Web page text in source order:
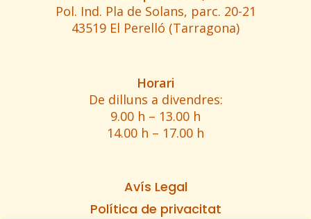
Pol. Ind. Pla de Solans, parc. 20-21
43519 El Perelló (Tarragona)
Horari
De dilluns a divendres:
9.00 h – 13.00 h
14.00 h – 17.00 h
Avís Legal
Política de privacitat